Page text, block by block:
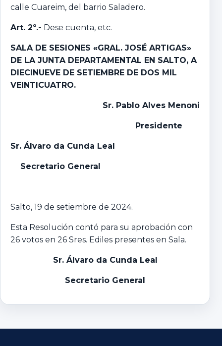
calle Cuareim, del barrio Saladero.
Art. 2º.- Dese cuenta, etc.
SALA DE SESIONES «GRAL. JOSÉ ARTIGAS»
DE LA JUNTA DEPARTAMENTAL EN SALTO, A
DIECINUEVE DE SETIEMBRE DE DOS MIL
VEINTICUATRO.
Sr. Pablo Alves Menoni
Presidente
Sr. Álvaro da Cunda Leal
Secretario General
Salto, 19 de setiembre de 2024.
Esta Resolución contó para su aprobación con
26 votos en 26 Sres. Ediles presentes en Sala.
Sr. Álvaro da Cunda Leal
Secretario General